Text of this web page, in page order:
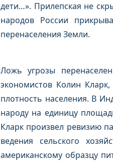
дети…». Прилепская не
народов России
перенаселения Земли.
Ложь угрозы
экономистов Колин
плотность населения. В
народу на единицу
Кларк произвел ревизию
ведения сельского
американскому образцу